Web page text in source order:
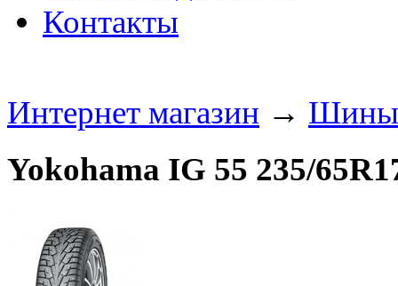
Контакты
Интернет магазин → Шины
Yokohama IG 55 235/